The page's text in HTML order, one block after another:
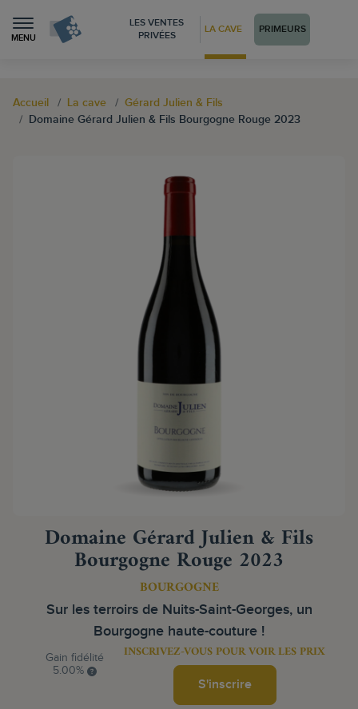
MENU
LES VENTES
PRIVÉES
LA CAVE PRIMEURS
Accueil La cave
Gérard Julien & Fils
Domaine Gérard Julien & Fils Bourgogne Rouge 2023
Domaine Gérard Julien & Fils
Bourgogne Rouge 2023
BOURGOGNE
Sur les terroirs de Nuits-Saint-Georges, un
Bourgogne haute-couture !
Gain fidélité
5.00%
INSCRIVEZ-VOUS POUR VOIR LES PRIX
S'inscrire